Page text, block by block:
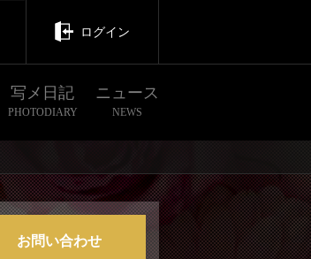
ログイン
写メ日記
PHOTODIARY
ニュース
NEWS
お問い合わせ